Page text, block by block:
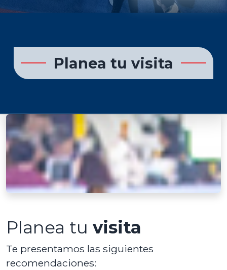
Planea tu visita
Planea tu visita
Te presentamos las siguientes
recomendaciones: